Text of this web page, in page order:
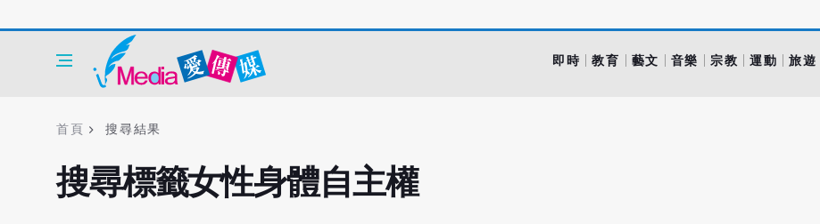
即時 教育 藝文 音樂 宗教 運動 旅遊
首頁 搜尋結果
搜尋標籤女性身體自主權